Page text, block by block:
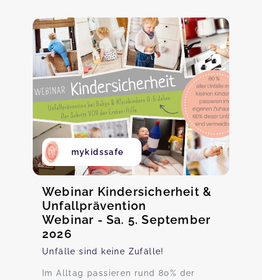
mykidssafe
Webinar Kindersicherheit &
Unfallprävention
Webinar - Sa. 5. September
2026
Unfälle sind keine Zufälle!
Im Alltag passieren rund 80% der